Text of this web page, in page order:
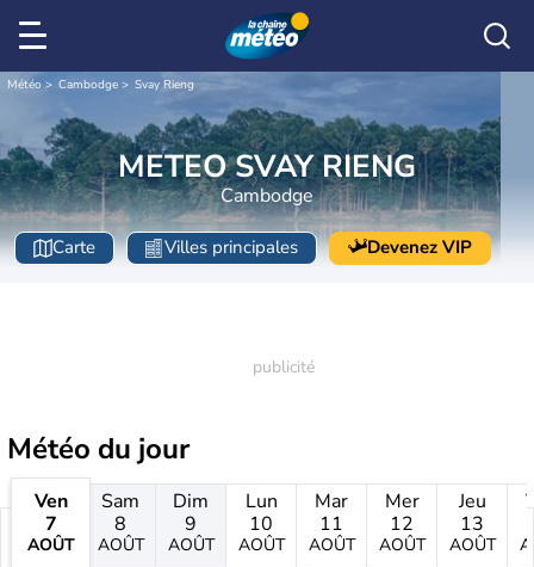
Météo Cambodge Svay Rieng
METEO SVAY RIENG
Cambodge
Carte Villes principales Devenez VIP
Météo du jour
Ven
7
AOÛT
Sam
8
AOÛT
Dim
9
AOÛT
Lun
10
AOÛT
Mar
11
AOÛT
Mer
12
AOÛT
Jeu
13
AOÛT